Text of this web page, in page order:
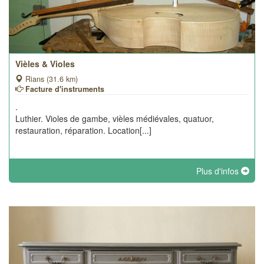
Vièles & Violes
Rians (31.6 km)
Facture d'instruments
.
Luthier. Violes de gambe, vièles médiévales, quatuor,
restauration, réparation. Location[...]
Plus d'infos